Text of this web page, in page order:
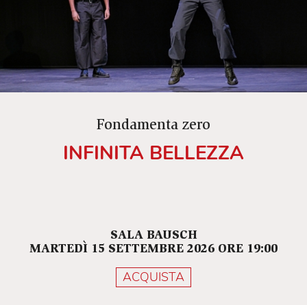
Fondamenta zero
INFINITA BELLEZZA
SALA BAUSCH
MARTEDÌ 15 SETTEMBRE 2026 ORE 19:00
ACQUISTA